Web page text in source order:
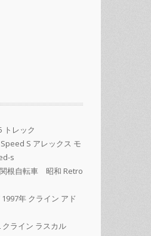
トレック
S アレックス モ
s
根自転車 昭和 Retro
1997年 クライン アド
クライン ラスカル